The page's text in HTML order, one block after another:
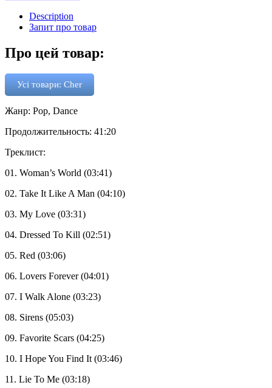
Description
Запит про товар
Про цей товар:
Усі товари: Cher
Жанр: Pop, Dance
Продолжительность: 41:20
Треклист:
01. Woman’s World (03:41)
02. Take It Like A Man (04:10)
03. My Love (03:31)
04. Dressed To Kill (02:51)
05. Red (03:06)
06. Lovers Forever (04:01)
07. I Walk Alone (03:23)
08. Sirens (05:03)
09. Favorite Scars (04:25)
10. I Hope You Find It (03:46)
11. Lie To Me (03:18)